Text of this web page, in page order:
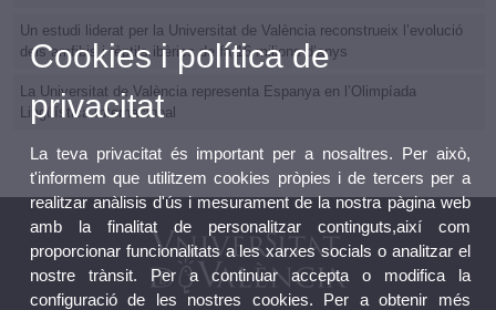
Un estudi liderat per la Universitat de València reconstrueix l’evolució
dels amfibis i rèptils ibèrics de fa 16 milions d’anys
La Universitat de València representa Espanya en l’Olimpíada
Lingüística Internacional
Cookies i política de
privacitat
La teva privacitat és important per a nosaltres. Per això,
t'informem que utilitzem cookies pròpies i de tercers per a
realitzar anàlisis d'ús i mesurament de la nostra pàgina web
amb la finalitat de personalitzar continguts,així com
proporcionar funcionalitats a les xarxes socials o analitzar el
nostre trànsit. Per a continuar accepta o modifica la
configuració de les nostres cookies. Per a obtenir més